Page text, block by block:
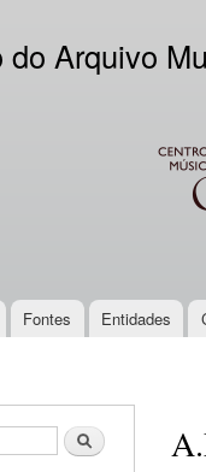
do Arquivo
CESEM
Fontes Entidades
Search